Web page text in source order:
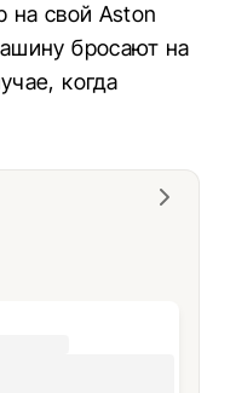
на свой Aston
бросают на
когда